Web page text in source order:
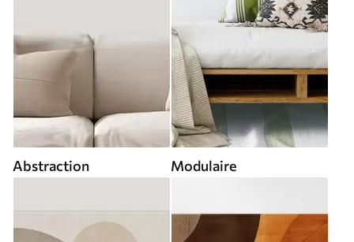
Abstraction Modulaire